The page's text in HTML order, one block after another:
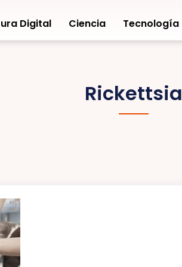
Digital Ciencia Tecnología
Rickettsia